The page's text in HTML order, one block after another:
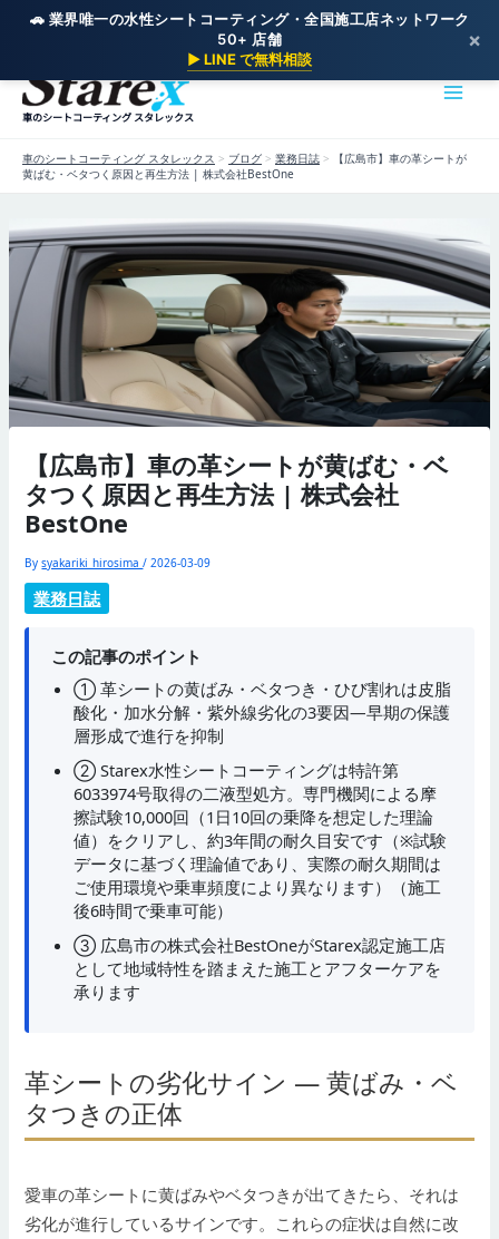
🚗 業界唯一の水性シートコーティング・全国施工店ネットワーク
50+ 店舗
▶ LINE で無料相談
×
容
車のシートコーティング スタレックス
車のシートコーティング スタレックス > ブログ > 業務日誌 >
【広島市】車の革シートが
黄ばむ・ベタつく原因と再生方法 | 株式会社BestOne
【広島市】車の革シートが黄ばむ・ベ
タつく原因と再生方法 | 株式会社
BestOne
Bysyakariki_hirosima/2026-03-09
業務日誌
この記事のポイント
① 革シートの黄ばみ・ベタつき・ひび割れは皮脂
酸化・加水分解・紫外線劣化の3要因—早期の保護
層形成で進行を抑制
② Starex水性シートコーティングは特許第
6033974号取得の二液型処方。専門機関による摩
擦試験10,000回（1日10回の乗降を想定した理論
値）をクリアし、約3年間の耐久目安です（※試験
データに基づく理論値であり、実際の耐久期間は
ご使用環境や乗車頻度により異なります）（施工
後6時間で乗車可能）
③ 広島市の株式会社BestOneがStarex認定施工店
として地域特性を踏まえた施工とアフターケアを
承ります
革シートの劣化サイン — 黄ばみ・ベ
タつきの正体
愛車の革シートに黄ばみやベタつきが出てきたら、それは
劣化が進行しているサインです。これらの症状は自然に改